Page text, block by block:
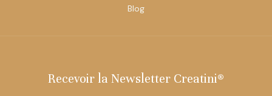
Blog
Recevoir la Newsletter Creatini®